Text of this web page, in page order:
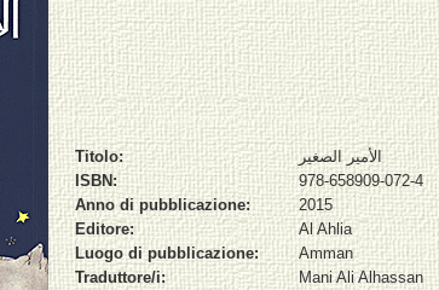
Titolo:
الأمير الصغير
ISBN:
978-658909-072-4
Anno di pubblicazione:
2015
Editore:
Al Ahlia
Luogo di pubblicazione:
Amman
Traduttore/i:
Mani Ali Alhassan